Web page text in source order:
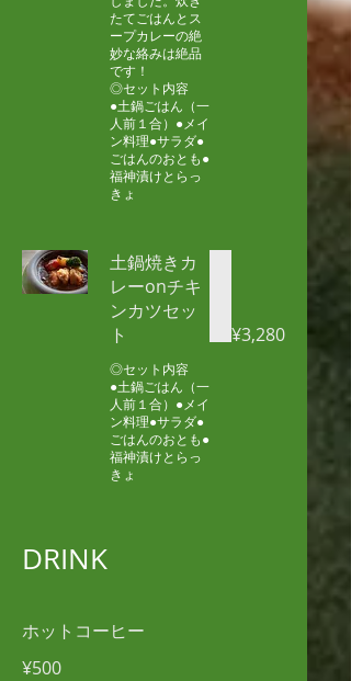
たてごはんとス
ープカレーの絶
妙な絡みは絶品
です！
◎セット内容
●土鍋ごはん（一
人前１合）●メイ
ン料理●サラダ●
ごはんのおとも●
福神漬けとらっ
きょ
土鍋焼きカ
レーonチキ
ンカツセッ
ト
◎セット内容
●土鍋ごはん（一
人前１合）●メイ
ン料理●サラダ●
ごはんのおとも●
福神漬けとらっ
きょ
¥3,280
DRINK
ホットコーヒー
¥500